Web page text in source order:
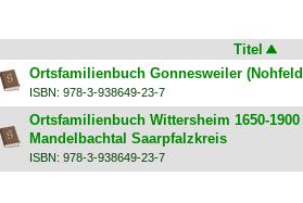
Titel
Ortsfamilienbuch Gonnesweiler
ISBN: 978-3-938649-23-7
Ortsfamilienbuch Wittersheim 1650-
Mandelbachtal Saarpfalzkreis
ISBN: 978-3-938649-23-7